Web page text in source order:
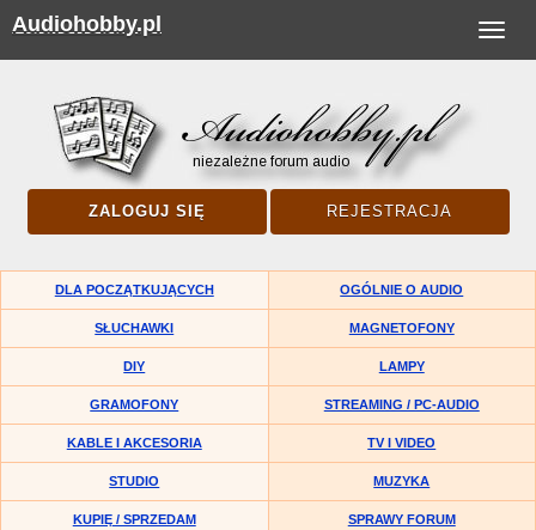
Toggle
Audiohobby.pl
ZALOGUJ SIĘ REJESTRACJA
DLA POCZĄTKUJĄCYCH OGÓLNIE O AUDIO
SŁUCHAWKI MAGNETOFONY
DIY LAMPY
GRAMOFONY STREAMING / PC-AUDIO
KABLE I AKCESORIA TV I VIDEO
STUDIO MUZYKA
KUPIĘ / SPRZEDAM SPRAWY FORUM